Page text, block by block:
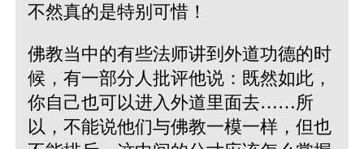
不然真的是特别可惜！
佛教当中的有些法师讲到外道功德的时
候，有一部分人批评他说：既然如此，
你自己也可以进入外道里面去……所
以，不能说他们与佛教一模一样，但也